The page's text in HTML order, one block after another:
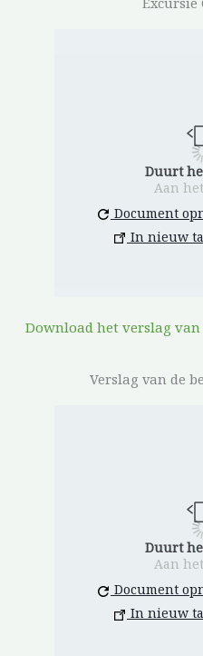
Aan
Duurt
Document
In nieuw
Download het verslag
Verslag van de
Aan
Duurt
Document
In nieuw